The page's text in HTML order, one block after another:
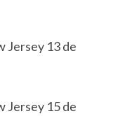
Jersey 13 de
Jersey 15 de